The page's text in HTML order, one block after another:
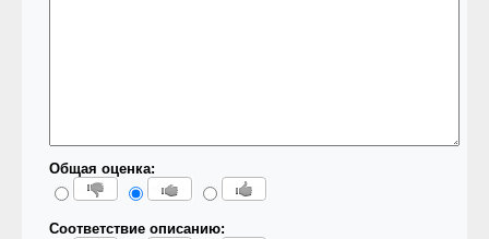
Общая оценка:
Соответствие описанию: